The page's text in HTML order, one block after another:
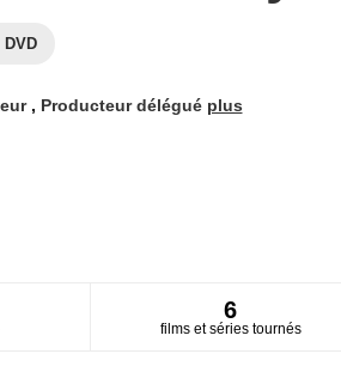
DVD
, Producteur délégué plus
6
films et séries tournés